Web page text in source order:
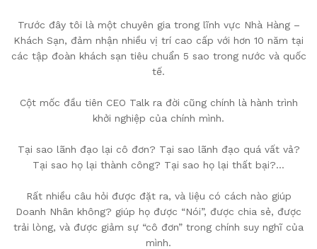
Trước đây tôi là một chuyên gia trong lĩnh vực Nhà Hàng –
Khách Sạn, đảm nhận nhiều vị trí cao cấp với hơn 10 năm tại
các tập đoàn khách sạn tiêu chuẩn 5 sao trong nước và quốc
tế.
Cột mốc đầu tiên CEO Talk ra đời cũng chính là hành trình
khởi nghiệp của chính mình.
Tại sao lãnh đạo lại cô đơn? Tại sao lãnh đạo quá vất vả?
Tại sao họ lại thành công? Tại sao họ lại thất bại?…
Rất nhiều câu hỏi được đặt ra, và liệu có cách nào giúp
Doanh Nhân không? giúp họ được “Nói”, được chia sẻ, được
trải lòng, và được giảm sự “cô đơn” trong chính suy nghĩ của
mình.